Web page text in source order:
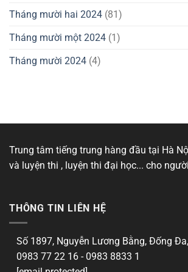
Tháng mười hai 2024 (81)
Tháng mười một 2024 (1)
Tháng mười 2024 (4)
Trung tâm tiếng trung hàng đầu tại Hà
và luyện thi , luyện thi đại học... cho
THÔNG TIN LIÊN HỆ
Số 1897, Nguyễn Lương Bằng, Đống
0983 77 22 16 - 0983 8833 1